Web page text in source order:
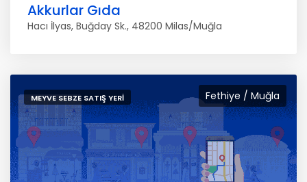
Akkurlar Gıda
Hacı İlyas, Buğday Sk., 48200 Milas/Muğla
Fethiye / Muğla
MEYVE SEBZE SATIŞ YERI